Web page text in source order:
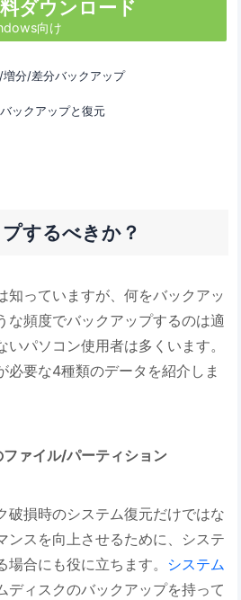
ダウンロード
向け
増分/差分バックアップ
バックアップと復元
するべきか？
知っていますが、何をバックアッ
な頻度でバックアップするのは適
パソコン使用者は多くいます。
必要な4種類のデータを紹介しま
ァイル/パーティション
破損時のシステム復元だけではな
ンスを向上させるために、システ
合にも役に立ちます。 システム
ディスクのバックアップを持って